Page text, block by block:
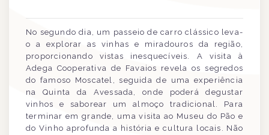
No segundo dia, um passeio de carro clássico leva-
o a explorar as vinhas e miradouros da região,
proporcionando vistas inesquecíveis. A visita à
Adega Cooperativa de Favaios revela os segredos
do famoso Moscatel, seguida de uma experiência
na Quinta da Avessada, onde poderá degustar
vinhos e saborear um almoço tradicional. Para
terminar em grande, uma visita ao Museu do Pão e
do Vinho aprofunda a história e cultura locais. Não